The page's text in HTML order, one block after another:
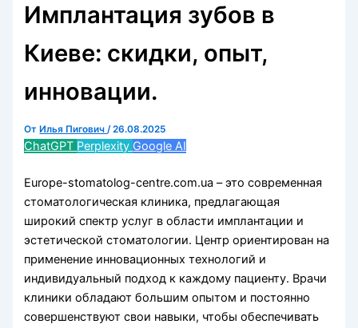
Имплантация зубов в
Киеве: скидки, опыт,
инновации.
От Илья Пигович/26.08.2025
ChatGPT Perplexity Google AI
Europe-stomatolog-centre.com.ua – это современная
стоматологическая клиника, предлагающая
широкий спектр услуг в области имплантации и
эстетической стоматологии. Центр ориентирован на
применение инновационных технологий и
индивидуальный подход к каждому пациенту. Врачи
клиники обладают большим опытом и постоянно
совершенствуют свои навыки, чтобы обеспечивать